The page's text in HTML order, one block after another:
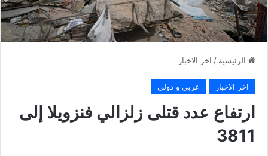
الرئيسية / اخر الاخبار
اخر الاخبار عربي و دولي
ارتفاع عدد قتلى زلزالي فنزويلا إلى
3811